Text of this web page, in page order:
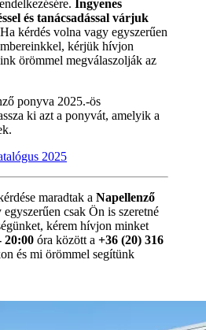
Ingyenes
és tanácsadással várjuk
Ha kérdés volna vagy egyszerűen
kérjük hívjon
örömmel megválaszolják az
ponyva 2025.-ös
ki azt a ponyvát, amelyik a
2025
maradtak a Napellenző
egyszerűen csak Ön is szeretné
kérem hívjon minket
20:00 óra között a +36 (20) 316
és mi örömmel segítünk